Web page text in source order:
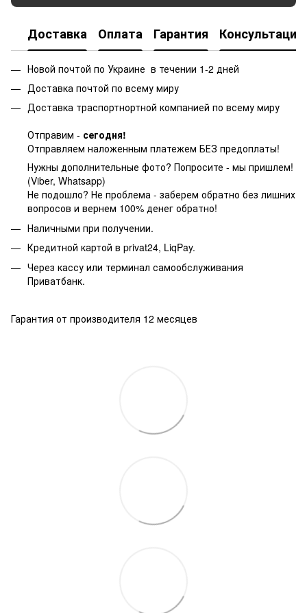
Доставка Оплата Гарантия Консультация
Новой почтой по Украине в течении 1-2 дней
Доставка почтой по всему миру
Доставка траспортнортной компанией по всему миру
Отправим - сегодня!
Отправляем наложенным платежем БЕЗ предоплаты!
Нужны дополнительные фото? Попросите - мы пришлем!
(Viber, Whatsapp)
Не подошло? Не проблема - заберем обратно без лишних
вопросов и вернем 100% денег обратно!
Наличными при получении.
Кредитной картой в privat24, LiqPay.
Через кассу или терминал самообслуживания
Приватбанк.
Гарантия от производителя 12 месяцев